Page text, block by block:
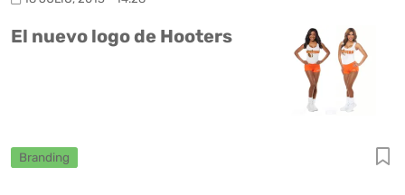
El nuevo logo de Hooters
Branding